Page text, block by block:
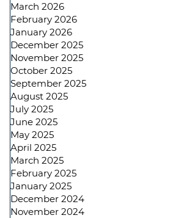
March 2026
February 2026
January 2026
December 2025
November 2025
October 2025
September 2025
August 2025
July 2025
June 2025
May 2025
April 2025
March 2025
February 2025
January 2025
December 2024
November 2024